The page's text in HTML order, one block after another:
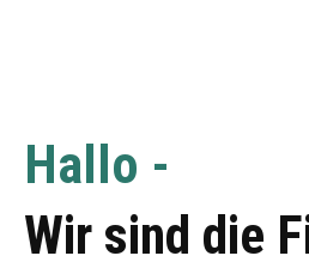
Hallo -
Wir sind die